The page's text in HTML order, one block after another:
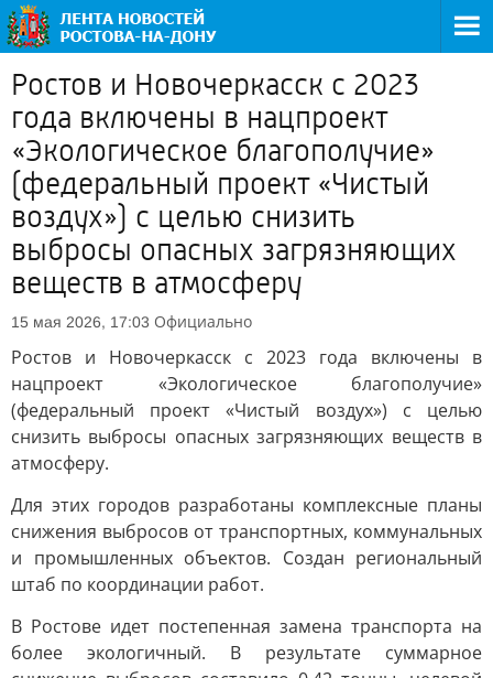
Ростов и Новочеркасск с 2023
года включены в нацпроект
«Экологическое благополучие»
(федеральный проект «Чистый
воздух») с целью снизить
выбросы опасных загрязняющих
веществ в атмосферу
15 мая 2026, 17:03 Официально
Ростов и Новочеркасск с 2023 года включены в
нацпроект «Экологическое благополучие»
(федеральный проект «Чистый воздух») с целью
снизить выбросы опасных загрязняющих веществ в
атмосферу.
Для этих городов разработаны комплексные планы
снижения выбросов от транспортных, коммунальных
и промышленных объектов. Создан региональный
штаб по координации работ.
В Ростове идет постепенная замена транспорта на
более экологичный. В результате суммарное